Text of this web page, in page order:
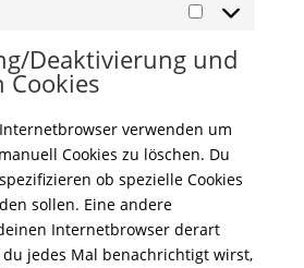
Marketing
Deaktivierung und
Cookies
verwenden um
Cookies zu löschen. Du
ob spezielle Cookies
sollen. Eine andere
Internetbrowser derart
jedes Mal benachrichtigt wirst,